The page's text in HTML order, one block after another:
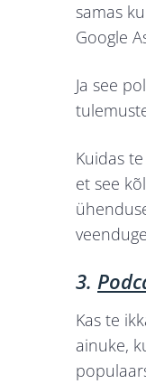
samas
Google
Ja see
Kuidas
et see
3.
Kas te
ainuke,